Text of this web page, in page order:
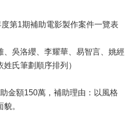
第1期補助電影製作案件一覽表
、吳洛纓、李耀華、易智言、姚經
氏筆劃順序排列）
金額150萬，補助理由：以風格
。